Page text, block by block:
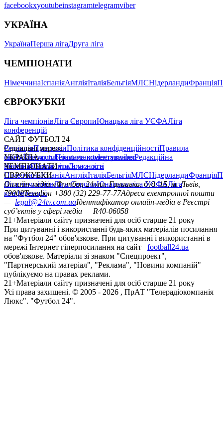
facebookxyoutubeinstagramtelegramviber
УКРАЇНА
УкраїнаПерша лігаДруга ліга
ЧЕМПІОНАТИ
НімеччинаІспаніяАнгліяІталіяБельгіяМЛСНідерландиФранція
ЄВРОКУБКИ
Ліга чемпіонівЛіга ЄвропиЮнацька ліга УЄФАЛіга
конференцій
САЙТ ФУТБОЛ 24
РедакціяПрогнозиПолітика конфіденційностіПравила
сайтуКонтактиПравила коментуванняРедакційна
політикаСтруктура власності
Соціальні мережі
facebookxyoutubeinstagramtelegramviber
УКРАЇНА
УкраїнаПерша лігаДруга ліга
ЧЕМПІОНАТИ
НімеччинаІспаніяАнгліяІталіяБельгіяМЛСНідерландиФранція
ЄВРОКУБКИ
Ліга чемпіонівЛіга ЄвропиЮнацька ліга УЄФАЛіга
конференцій
Онлайн-медіа «Футбол 24»пл. Галицька, буд. 15, м. Львів,
79008Телефон +380 (32) 229-77-77Адреса електронної пошти
— legal@24tv.com.uaІдентифікатор онлайн-медіа в Реєстрі
суб’єктів у сфері медіа — R40-06058
21+Матеріали сайту призначені для осіб старше 21 року
При цитуванні і використанні будь-яких матеріалів посилання
на "Футбол 24" обов'язкове. При цитуванні і використанні в
мережі Інтернет гіперпосилання на сайт
football24.ua
обов'язкове. Матеріали зі знаком "Спецпроект",
"Партнерський матеріал", "Реклама", "Новини компаній"
публікуємо на правах реклами.
21+Матеріали сайту призначені для осіб старше 21 року
Усi права захищенi. © 2005 - 2026 , ПрАТ "Телерадіокомпанія
Люкс". "Футбол 24".